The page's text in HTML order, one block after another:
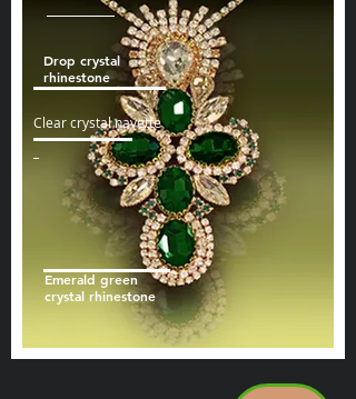
Emerald green
crystal rhinestone
Clear crystal navette
Drop crystal
rhinestone